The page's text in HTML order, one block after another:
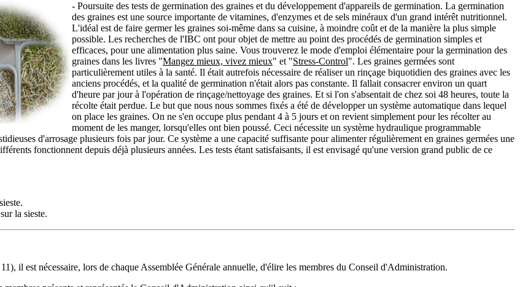
- Poursuite des tests de germination des graines et du développement d'appareils de germination. La germination
des graines est une source importante de vitamines, d'enzymes et de sels minéraux d'un grand intérêt nutritionnel.
L'idéal est de faire germer les graines soi-même dans sa cuisine, à moindre coût et de la manière la plus simple
possible. Les recherches de l'IBC ont pour objet de mettre au point des procédés de germination simples et
efficaces, pour une alimentation plus saine. Vous trouverez le mode d'emploi élémentaire pour la germination des
graines dans les livres "Mangez mieux, vivez mieux" et "Stress-Control". Les graines germées sont
particulièrement utiles à la santé. Il était autrefois nécessaire de réaliser un rinçage biquotidien des graines avec les
anciens procédés, et la qualité de germination n'était alors pas constante. Il fallait consacrer environ un quart
d'heure par jour à l'opération de rinçage/nettoyage des graines. Et si l'on s'absentait de chez soi 48 heures, toute la
récolte était perdue. Le but que nous nous sommes fixés a été de développer un système automatique dans lequel
on place les graines. On ne s'en occupe plus pendant 4 à 5 jours et on revient simplement pour les récolter au
moment de les manger, lorsqu'elles ont bien poussé. Ceci nécessite un système hydraulique programmable
d'arrosage plusieurs fois par jour. Ce système a une capacité suffisante pour alimenter régulièrement en graines germées une
fonctionnent depuis déjà plusieurs années. Les tests étant satisfaisants, il est envisagé qu'une version grand public de ce
la sieste.
il est nécessaire, lors de chaque Assemblée Générale annuelle, d'élire les membres du Conseil d'Administration.